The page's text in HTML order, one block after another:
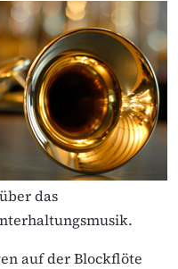
das
auf der Blockflöte